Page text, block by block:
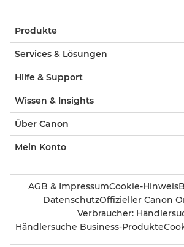
Produkte
Services & Lösungen
Hilfe & Support
Wissen & Insights
Über Canon
Mein Konto
AGB & ImpressumCookie-Hinweis
DatenschutzOffizieller Canon
Verbraucher:
Händlersuche Business-Produkte